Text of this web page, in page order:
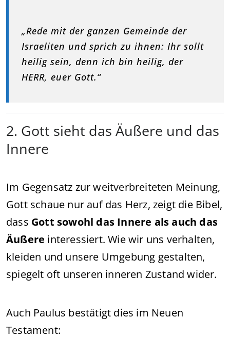
„Rede mit der ganzen Gemeinde der
Israeliten und sprich zu ihnen: Ihr sollt
heilig sein, denn ich bin heilig, der
HERR, euer Gott.“
2. Gott sieht das Äußere und das
Innere
Im Gegensatz zur weitverbreiteten Meinung,
Gott schaue nur auf das Herz, zeigt die Bibel,
dass Gott sowohl das Innere als auch das
Äußere interessiert. Wie wir uns verhalten,
kleiden und unsere Umgebung gestalten,
spiegelt oft unseren inneren Zustand wider.
Auch Paulus bestätigt dies im Neuen
Testament: